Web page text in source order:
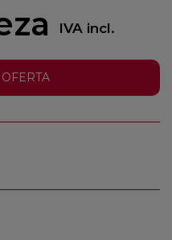
IVA incl.